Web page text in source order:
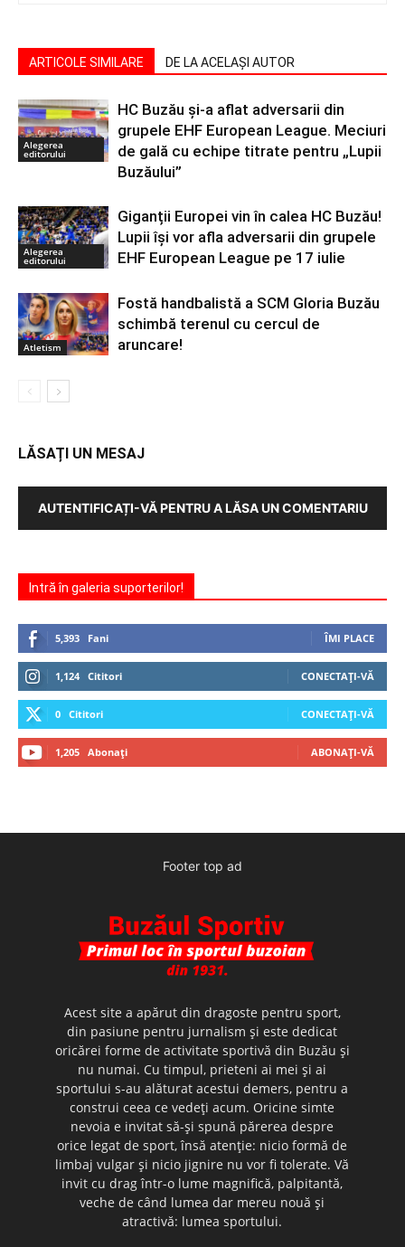
ARTICOLE SIMILARE DE LA ACELAȘI AUTOR
Alegerea
editorului
HC Buzău și-a aflat adversarii din
grupele EHF European League. Meciuri
de gală cu echipe titrate pentru „Lupii
Buzăului”
Alegerea
editorului
Giganții Europei vin în calea HC Buzău!
Lupii își vor afla adversarii din grupele
EHF European League pe 17 iulie
Atletism
Fostă handbalistă a SCM Gloria Buzău
schimbă terenul cu cercul de
aruncare!
LĂSAȚI UN MESAJ
AUTENTIFICAȚI-VĂ PENTRU A LĂSA UN COMENTARIU
Intră în galeria suporterilor!
5,393 Fani ÎMI PLACE
1,124 Cititori CONECTAȚI-VĂ
0 Cititori CONECTAȚI-VĂ
1,205 Abonați ABONAȚI-VĂ
Footer top ad
Acest site a apărut din dragoste pentru sport,
din pasiune pentru jurnalism şi este dedicat
oricărei forme de activitate sportivă din Buzău şi
nu numai. Cu timpul, prieteni ai mei şi ai
sportului s-au alăturat acestui demers, pentru a
construi ceea ce vedeţi acum. Oricine simte
nevoia e invitat să-şi spună părerea despre
orice legat de sport, însă atenţie: nicio formă de
limbaj vulgar şi nicio jignire nu vor fi tolerate. Vă
invit cu drag într-o lume magnifică, palpitantă,
veche de când lumea dar mereu nouă şi
atractivă: lumea sportului.